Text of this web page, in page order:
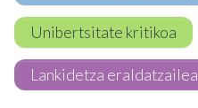
Unibertsitate kritikoa
Lankidetza eraldatzailea